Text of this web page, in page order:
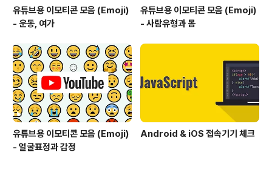
유튜브용 이모티콘 모음 (Emoji)
- 운동, 여가
유튜브용 이모티콘 모음 (Emoji)
- 사람유형과 몸
유튜브용 이모티콘 모음 (Emoji)
- 얼굴표정과 감정
Android & iOS 접속기기 체크